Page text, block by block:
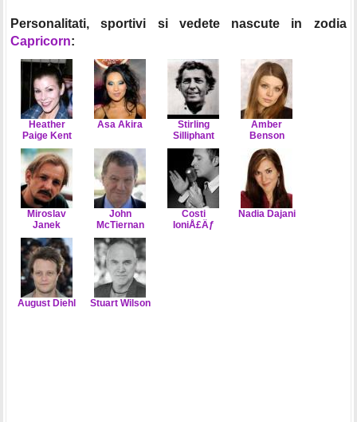
Personalitati, sportivi si vedete nascute in zodia
Capricorn:
Heather
Paige Kent
Asa Akira
Stirling
Silliphant
Amber
Benson
Miroslav
Janek
John
McTiernan
Costi
IoniÅ£Äƒ
Nadia Dajani
August Diehl Stuart Wilson